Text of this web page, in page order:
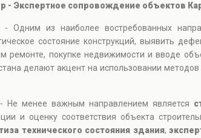
- Экспертное сопровождение объектов
Одним из наиболее востребованных
состояние конструкций, выявить
ремонте, покупке недвижимости и вводе
делают акцент на использовании
Не менее важным направлением является
и оценку соответствия объекта
технического состояния здания,